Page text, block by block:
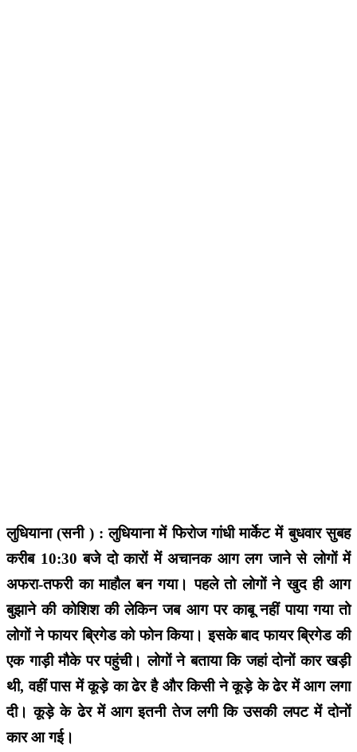
लुधियाना (सनी ) : लुधियाना में फिरोज गांधी मार्केट में बुधवार सुबह
करीब 10:30 बजे दो कारों में अचानक आग लग जाने से लोगों में
अफरा-तफरी का माहौल बन गया। पहले तो लोगों ने खुद ही आग
बुझाने की कोशिश की लेकिन जब आग पर काबू नहीं पाया गया तो
लोगों ने फायर ब्रिगेड को फोन किया। इसके बाद फायर ब्रिगेड की
एक गाड़ी मौके पर पहुंची। लोगों ने बताया कि जहां दोनों कार खड़ी
थी, वहीं पास में कूड़े का ढेर है और किसी ने कूड़े के ढेर में आग लगा
दी। कूड़े के ढेर में आग इतनी तेज लगी कि उसकी लपट में दोनों
कार आ गई।